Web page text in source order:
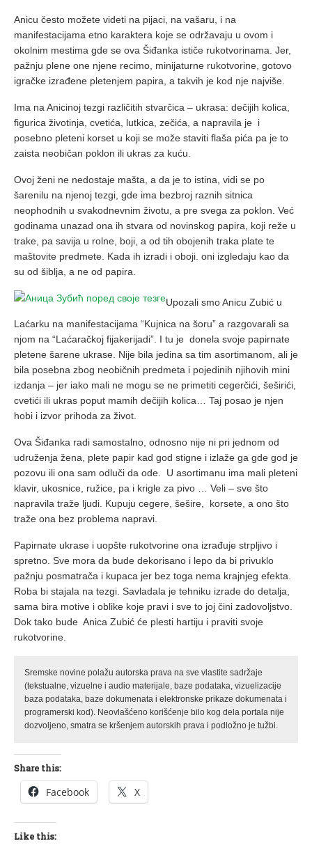
Anicu često možete videti na pijaci, na vašaru, i na
manifestacijama etno karaktera koje se održavaju u ovom i
okolnim mestima gde se ova Šiđanka ističe rukotvorinama. Jer,
pažnju plene one njene recimo, minijaturne rukotvorine, gotovo
igračke izrađene pletenjem papira, a takvih je kod nje najviše.
Ima na Anicinoj tezgi različitih stvarčica – ukrasa: dečijih kolica,
figurica životinja, cvetića, lutkica, zečića, a napravila je i
posebno pleteni korset u koji se može staviti flaša pića pa je to
zaista neobičan poklon ili ukras za kuću.
Ovoj ženi ne nedostaje mašta, a da je to istina, vidi se po
šarenilu na njenoj tezgi, gde ima bezbroj raznih sitnica
neophodnih u svakodnevnim životu, a pre svega za poklon. Već
godinama unazad ona ih stvara od novinskog papira, koji reže u
trake, pa savija u rolne, boji, a od tih obojenih traka plate te
maštovite predmete. Kada ih izradi i oboji. oni izgledaju kao da
su od šiblja, a ne od papira.
Upozali smo Anicu Zubić u
Laćarku na manifestacijama “Kujnica na šoru” a razgovarali sa
njom na “Laćaračkoj fijakerijadi”. I tu je donela svoje papirnate
pletene šarene ukrase. Nije bila jedina sa tim asortimanom, ali je
bila posebna zbog neobičnih predmeta i pojedinih njihovih mini
izdanja – jer iako mali ne mogu se ne primetiti cegerčići, šeširići,
cvetići ili ukras poput mamih dečijih kolica… Taj posao je njen
hobi i izvor prihoda za život.
Ova Šiđanka radi samostalno, odnosno nije ni pri jednom od
udruženja žena, plete papir kad god stigne i izlaže ga gde god je
pozovu ili ona sam odluči da ode. U asortimanu ima mali pleteni
klavir, ukosnice, ružice, pa i krigle za pivo … Veli – sve što
napravila traže ljudi. Kupuju cegere, šešire, korsete, a ono što
traže ona bez problema napravi.
Papirnate ukrase i uopšte rukotvorine ona izrađuje strpljivo i
spretno. Sve mora da bude dekorisano i lepo da bi privuklo
pažnju posmatrača i kupaca jer bez toga nema krajnjeg efekta.
Roba bi stajala na tezgi. Savladala je tehniku izrade do detalja,
sama bira motive i oblike koje pravi i sve to joj čini zadovoljstvo.
Dok tako bude Anica Zubić će plesti hartiju i praviti svoje
rukotvorine.
Sremske novine polažu autorska prava na sve vlastite sadržaje
(tekstualne, vizuelne i audio materijale, baze podataka, vizuelizacije
baza podataka, baze dokumenata i elektronske prikaze dokumenata i
programerski kod). Neovlašćeno korišćenje bilo kog dela portala nije
dozvoljeno, smatra se kršenjem autorskih prava i podložno je tužbi.
Share this:
Facebook X
Like this: